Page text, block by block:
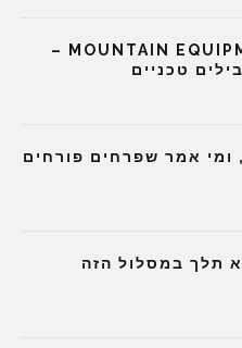
מבחן שטח: MOUNTAIN EQUIPMENT COMICI –
טכניים
ומי אמר שפרחים פורחים
תלך במסלול הזה